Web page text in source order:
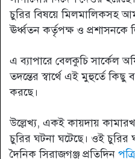
চুরির বিষয়ে মিলমালিকসহ
ঊর্ধ্বতন কর্তৃপক্ষ ও প্রশাসনকে
এ ব্যাপারে বেলকুচি সার্কেল
তদন্তের স্বার্থে এই মুহুর্তে
করছে।
উল্লেখ্য, একই কায়দায়
চুরির ঘটনা ঘটেছে। ওই চুরির
দৈনিক সিরাজগঞ্জ প্রতিদিন